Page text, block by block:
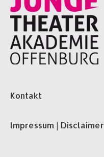
Kontakt
Impressum | Disclaimer